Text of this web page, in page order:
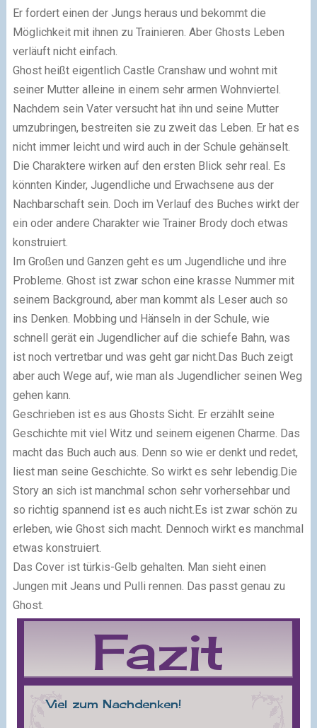
Er fordert einen der Jungs heraus und bekommt die
Möglichkeit mit ihnen zu Trainieren. Aber Ghosts Leben
verläuft nicht einfach.
Ghost heißt eigentlich Castle Cranshaw und wohnt mit
seiner Mutter alleine in einem sehr armen Wohnviertel.
Nachdem sein Vater versucht hat ihn und seine Mutter
umzubringen, bestreiten sie zu zweit das Leben. Er hat es
nicht immer leicht und wird auch in der Schule gehänselt.
Die Charaktere wirken auf den ersten Blick sehr real. Es
könnten Kinder, Jugendliche und Erwachsene aus der
Nachbarschaft sein. Doch im Verlauf des Buches wirkt der
ein oder andere Charakter wie Trainer Brody doch etwas
konstruiert.
Im Großen und Ganzen geht es um Jugendliche und ihre
Probleme. Ghost ist zwar schon eine krasse Nummer mit
seinem Background, aber man kommt als Leser auch so
ins Denken. Mobbing und Hänseln in der Schule, wie
schnell gerät ein Jugendlicher auf die schiefe Bahn, was
ist noch vertretbar und was geht gar nicht.Das Buch zeigt
aber auch Wege auf, wie man als Jugendlicher seinen Weg
gehen kann.
Geschrieben ist es aus Ghosts Sicht. Er erzählt seine
Geschichte mit viel Witz und seinem eigenen Charme. Das
macht das Buch auch aus. Denn so wie er denkt und redet,
liest man seine Geschichte. So wirkt es sehr lebendig.Die
Story an sich ist manchmal schon sehr vorhersehbar und
so richtig spannend ist es auch nicht.Es ist zwar schön zu
erleben, wie Ghost sich macht. Dennoch wirkt es manchmal
etwas konstruiert.
Das Cover ist türkis-Gelb gehalten. Man sieht einen
Jungen mit Jeans und Pulli rennen. Das passt genau zu
Ghost.